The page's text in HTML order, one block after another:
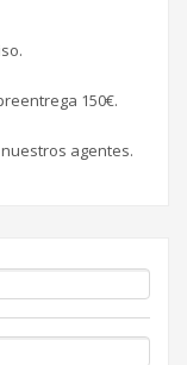
150€.
agentes.